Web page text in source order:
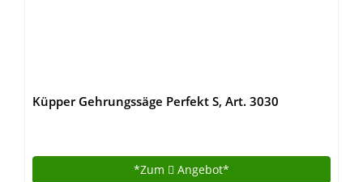
Küpper Gehrungssäge Perfekt S, Art. 3030
*Zum Angebot*